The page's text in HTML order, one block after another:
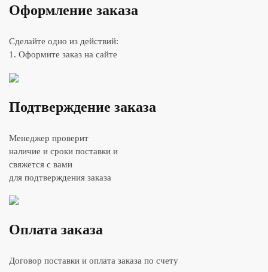
Оформление заказа
Сделайте одно из действий:
1. Оформите заказ на сайте
Подтверждение заказа
Менеджер проверит
наличие и сроки поставки и
свяжется с вами
для подтверждения заказа
Оплата заказа
Договор поставки и оплата заказа по счету